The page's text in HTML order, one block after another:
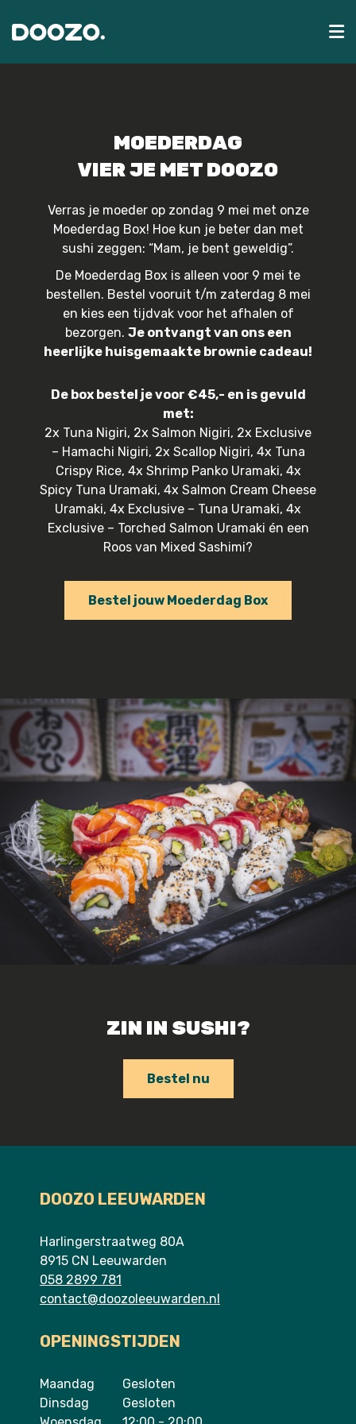
MOEDERDAG
VIER JE MET DOOZO
Verras je moeder op zondag 9 mei met onze
Moederdag Box! Hoe kun je beter dan met
sushi zeggen: “Mam, je bent geweldig”.
De Moederdag Box is alleen voor 9 mei te
bestellen. Bestel vooruit t/m zaterdag 8 mei
en kies een tijdvak voor het afhalen of
bezorgen. Je ontvangt van ons een
heerlijke huisgemaakte brownie cadeau!
De box bestel je voor €45,- en is gevuld
met:
2x Tuna Nigiri, 2x Salmon Nigiri, 2x Exclusive
– Hamachi Nigiri, 2x Scallop Nigiri, 4x Tuna
Crispy Rice, 4x Shrimp Panko Uramaki, 4x
Spicy Tuna Uramaki, 4x Salmon Cream Cheese
Uramaki, 4x Exclusive – Tuna Uramaki, 4x
Exclusive – Torched Salmon Uramaki én een
Roos van Mixed Sashimi?
Bestel jouw Moederdag Box
ZIN IN SUSHI?
Bestel nu
DOOZO LEEUWARDEN
Harlingerstraatweg 80A
8915 CN Leeuwarden
058 2899 781
contact@doozoleeuwarden.nl
OPENINGSTIJDEN
Maandag
Gesloten
Dinsdag
Gesloten